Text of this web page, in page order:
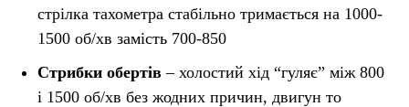
стрілка тахометра стабільно тримається на 1000-
1500 об/хв замість 700-850
Стрибки обертів – холостий хід “гуляє” між 800
і 1500 об/хв без жодних причин, двигун то